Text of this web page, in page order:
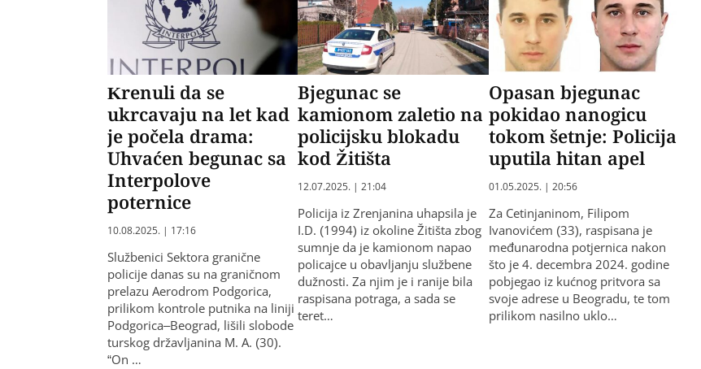
Krenuli da se
ukrcavaju na let kad
je počela drama:
Uhvaćen begunac sa
Interpolove
poternice
10.08.2025. | 17:16
Službenici Sektora granične
policije danas su na graničnom
prelazu Aerodrom Podgorica,
prilikom kontrole putnika na liniji
Podgorica–Beograd, lišili slobode
turskog državljanina M. A. (30).
“On …
Bjegunac se
kamionom zaletio na
policijsku blokadu
kod Žitišta
12.07.2025. | 21:04
Policija iz Zrenjanina uhapsila je
I.D. (1994) iz okoline Žitišta zbog
sumnje da je kamionom napao
policajce u obavljanju službene
dužnosti. Za njim je i ranije bila
raspisana potraga, a sada se
teret…
Opasan bjegunac
pokidao nanogicu
tokom šetnje: Policija
uputila hitan apel
01.05.2025. | 20:56
Za Cetinjaninom, Filipom
Ivanovićem (33), raspisana je
međunarodna potjernica nakon
što je 4. decembra 2024. godine
pobjegao iz kućnog pritvora sa
svoje adrese u Beogradu, te tom
prilikom nasilno uklo…